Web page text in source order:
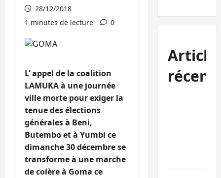
28/12/2018
1 minutes de lecture
0
L’ appel de la coalition
LAMUKA à une journée
ville morte pour exiger la
tenue des élections
générales à Beni,
Butembo et à Yumbi ce
dimanche 30 décembre se
transforme à une marche
de colère à Goma ce